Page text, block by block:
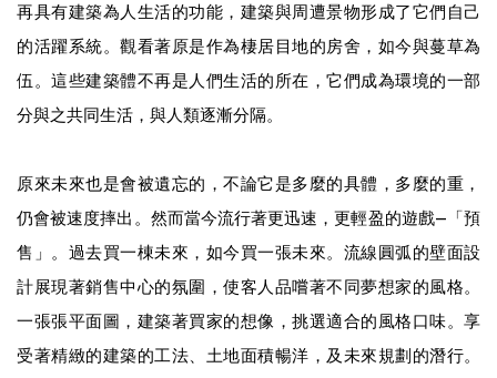
再具有建築為人生活的功能，建築與周遭景物形成了它們自己
的活躍系統。觀看著原是作為棲居目地的房舍，如今與蔓草為
伍。這些建築體不再是人們生活的所在，它們成為環境的一部
分與之共同生活，與人類逐漸分隔。
原來未來也是會被遺忘的，不論它是多麼的具體，多麼的重，
仍會被速度摔出。然而當今流行著更迅速，更輕盈的遊戲— 「預
售」。過去買一棟未來，如今買一張未來。流線圓弧的壁面設
計展現著銷售中心的氛圍，使客人品嚐著不同夢想家的風格。
一張張平面圖，建築著買家的想像，挑選適合的風格口味。享
受著精緻的建築的工法、土地面積暢洋，及未來規劃的潛行。